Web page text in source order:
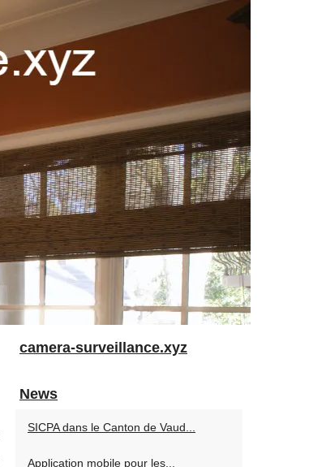
camera-surveillance.xyz
News
SICPA dans le Canton de Vaud...
Application mobile pour les...